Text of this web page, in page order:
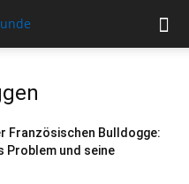
Französischen Bulldogge:
Problem und seine